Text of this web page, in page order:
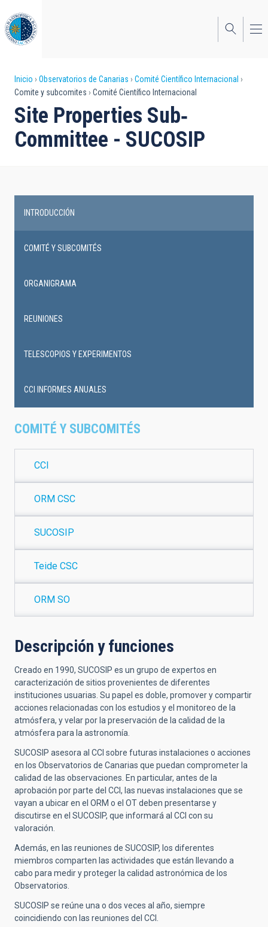
al
contenido
principal
Sobrescribir
enlaces
de
ayuda
navegación
Inicio Observatorios de Canarias
Comité Científico Internacional
Comite y subcomites
Comité Científico Internacional
Site Properties Sub‐
Committee - SUCOSIP
COMITÉ Y SUBCOMITÉS
CCI
ORM CSC
SUCOSIP
Teide CSC
ORM SO
Descripción y funciones
Creado en 1990, SUCOSIP es un grupo de expertos en
caracterización de sitios provenientes de diferentes
instituciones usuarias. Su papel es doble, promover y compartir
acciones relacionadas con los estudios y el monitoreo de la
atmósfera, y velar por la preservación de la calidad de la
atmósfera para la astronomía.
SUCOSIP asesora al CCI sobre futuras instalaciones o acciones
en los Observatorios de Canarias que puedan comprometer la
calidad de las observaciones. En particular, antes de la
aprobación por parte del CCI, las nuevas instalaciones que se
vayan a ubicar en el ORM o el OT deben presentarse y
discutirse en el SUCOSIP, que informará al CCI con su
valoración.
Además, en las reuniones de SUCOSIP, los diferentes
miembros comparten las actividades que están llevando a
cabo para medir y proteger la calidad astronómica de los
Observatorios.
SUCOSIP se reúne una o dos veces al año, siempre
coincidiendo con las reuniones del CCI.
navigation
INTRODUCCIÓN
COMITÉ Y SUBCOMITÉS
ORGANIGRAMA
REUNIONES
TELESCOPIOS Y EXPERIMENTOS
CCI INFORMES ANUALES